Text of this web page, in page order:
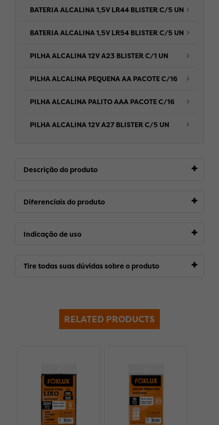
BATERIA ALCALINA 1,5V LR44 BLISTER C/5 UN
BATERIA ALCALINA 1,5V LR54 BLISTER C/5 UN
PILHA ALCALINA 12V A23 BLISTER C/1 UN
PILHA ALCALINA PEQUENA AA PACOTE C/16
PILHA ALCALINA PALITO AAA PACOTE C/16
PILHA ALCALINA 12V A27 BLISTER C/5 UN
Descrição do produto
Diferenciais do produto
Indicação de uso
Tire todas suas dúvidas sobre o produto
RELATED PRODUCTS